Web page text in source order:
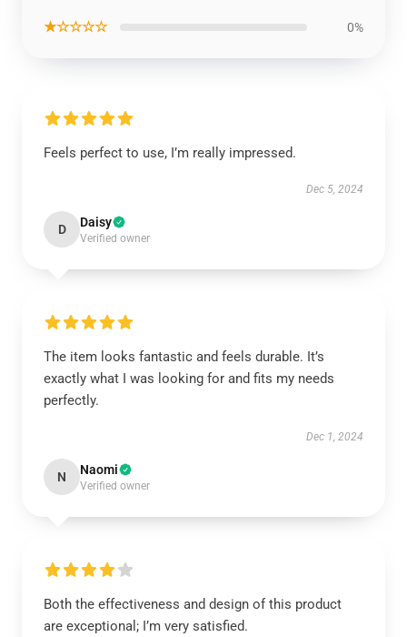
★☆☆☆☆ 0%
Feels perfect to use, I’m really impressed.
Dec 5, 2024
D Daisy
Verified owner
The item looks fantastic and feels durable. It’s
exactly what I was looking for and fits my needs
perfectly.
Dec 1, 2024
N Naomi
Verified owner
Both the effectiveness and design of this product
are exceptional; I’m very satisfied.